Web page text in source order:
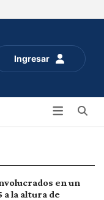
Ingresar
en un
a la altura de